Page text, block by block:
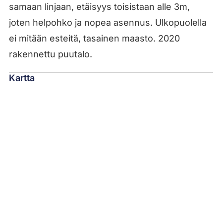
samaan linjaan, etäisyys toisistaan alle 3m,
joten helpohko ja nopea asennus. Ulkopuolella
ei mitään esteitä, tasainen maasto. 2020
rakennettu puutalo.
Kartta